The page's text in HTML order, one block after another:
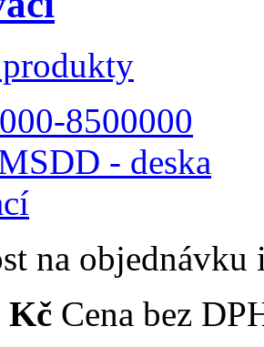
na objednávku
Kč Cena bez